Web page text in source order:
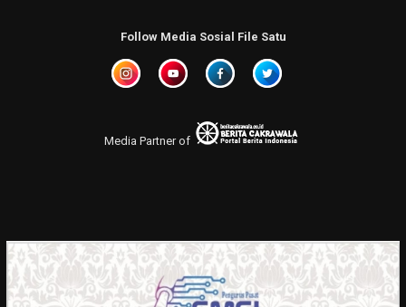
Follow Media Sosial File Satu
Media Partner of